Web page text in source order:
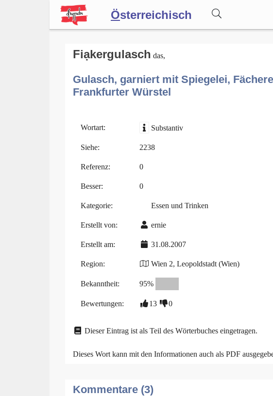
Österreichisch
Forum
Fiạkergulasch das,
Gulasch, garniert mit Spiegelei,
Frankfurter Würstel
Wortart: Substantiv
Siehe: 2238
Referenz: 0
Besser: 0
Kategorie: Essen und Trinken
Erstellt von: ernie
Erstellt am: 31.08.2007
Region: Wien 2, Leopoldstadt (Wien)
Bekanntheit: 95%
Bewertungen: 13 0
Dieser Eintrag ist als Teil des Wörterbuches eingetragen.
Dieses Wort kann mit den Informationen auch als PDF
Kommentare (3)